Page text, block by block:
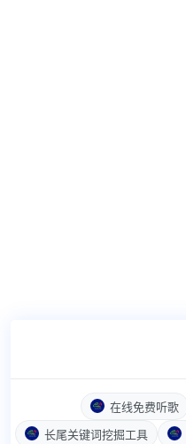
在线免费听歌
长尾关键词挖掘工具